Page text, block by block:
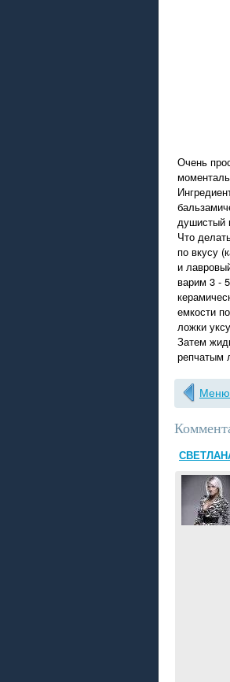
Очень
душистый
Что
по вкусу
и
варим 3 -
емкости
ложки
Затем
репчатым
Меню